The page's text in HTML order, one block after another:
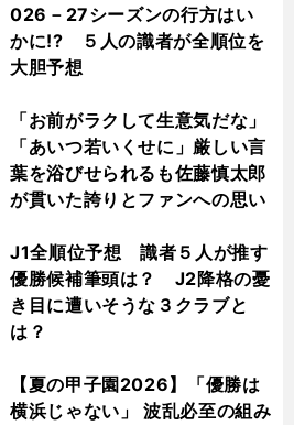
026－27シーズンの行方はい
かに!? ５人の識者が全順位を
大胆予想
「お前がラクして生意気だな」
「あいつ若いくせに」厳しい言
葉を浴びせられるも佐藤慎太郎
が貫いた誇りとファンへの思い
J1全順位予想 識者５人が推す
優勝候補筆頭は？ J2降格の憂
き目に遭いそうな３クラブと
は？
【夏の甲子園2026】「優勝は
横浜じゃない」 波乱必至の組み